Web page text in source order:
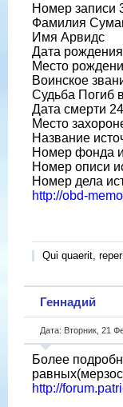
Номер записи
Фамилия
Имя Арвидс
Дата
Место
Воинское
Судьба Погиб
Дата смерти
Место
Название
Номер фонда
Номер описи
Номер дела
http://obd-
Qui quaerit,
Геннадий
Дата: Вторник, 21
Более
http://